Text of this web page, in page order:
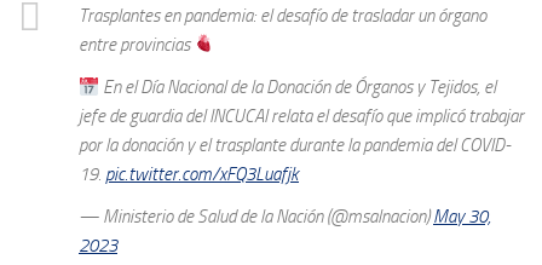
Trasplantes en pandemia: el desafío de trasladar un órgano
entre provincias
En el Día Nacional de la Donación de Órganos y Tejidos, el
jefe de guardia del INCUCAI relata el desafío que implicó trabajar
por la donación y el trasplante durante la pandemia del COVID-
19. pic.twitter.com/xFQ3Luafjk
— Ministerio de Salud de la Nación (@msalnacion)May 30,
2023